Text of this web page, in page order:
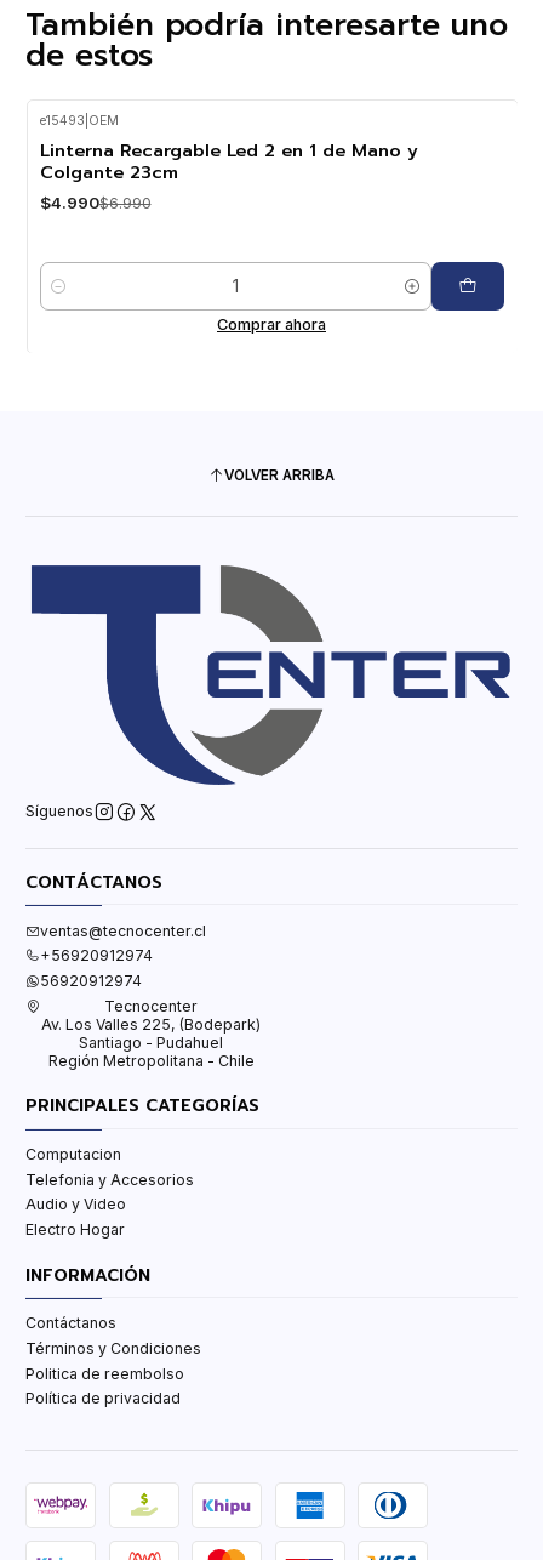
También podría interesarte uno
de estos
e15493 OEM
Linterna Recargable Led 2 en 1 de Mano y
Colgante 23cm
$4.990$6.990
Cantidad
Comprar ahora
VOLVER ARRIBA
Síguenos
CONTÁCTANOS
ventas@tecnocenter.cl
+56920912974
56920912974
Tecnocenter
Av. Los Valles 225, (Bodepark)
Santiago - Pudahuel
Región Metropolitana - Chile
PRINCIPALES CATEGORÍAS
Computacion
Telefonia y Accesorios
Audio y Video
Electro Hogar
INFORMACIÓN
Contáctanos
Términos y Condiciones
Politica de reembolso
Política de privacidad